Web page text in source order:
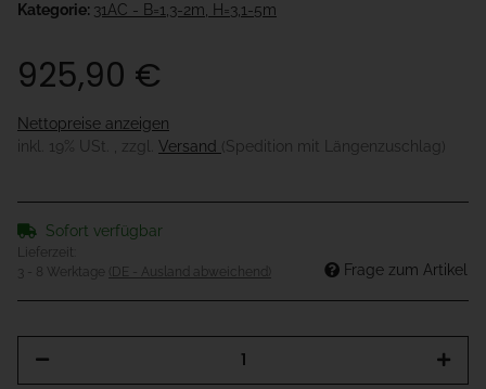
Kategorie: 31AC - B=1,3-2m, H=3,1-5m
925,90 €
Nettopreise anzeigen
inkl. 19% USt. , zzgl. Versand (Spedition mit Längenzuschlag)
Sofort verfügbar
Lieferzeit:
3 - 8 Werktage
(DE - Ausland abweichend) Frage zum Artikel